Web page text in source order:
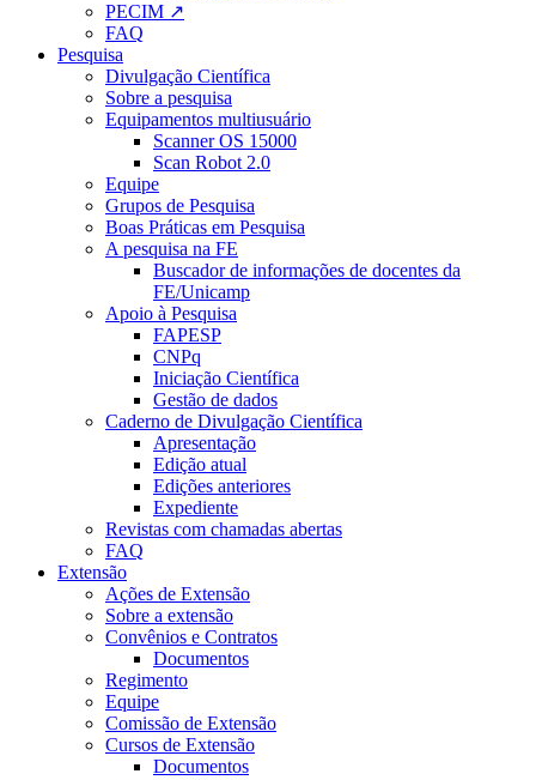
PECIM ↗
FAQ
Pesquisa
Divulgação Científica
Sobre a pesquisa
Equipamentos multiusuário
Scanner OS 15000
Scan Robot 2.0
Equipe
Grupos de Pesquisa
Boas Práticas em Pesquisa
A pesquisa na FE
Buscador de informações de docentes da
FE/Unicamp
Apoio à Pesquisa
FAPESP
CNPq
Iniciação Científica
Gestão de dados
Caderno de Divulgação Científica
Apresentação
Edição atual
Edições anteriores
Expediente
Revistas com chamadas abertas
FAQ
Extensão
Ações de Extensão
Sobre a extensão
Convênios e Contratos
Documentos
Regimento
Equipe
Comissão de Extensão
Cursos de Extensão
Documentos